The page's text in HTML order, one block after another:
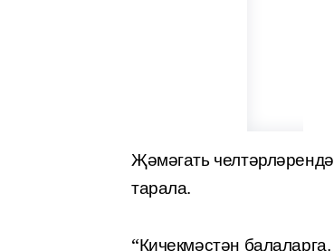
Җәмәгать
тарала.
“Кичекмәстән